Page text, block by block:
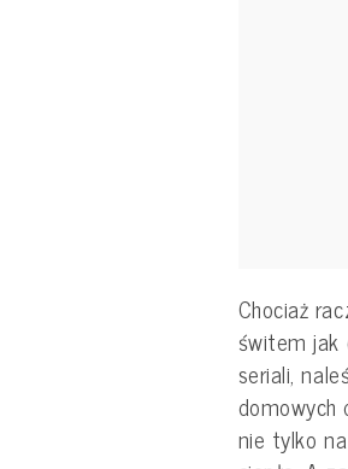
Chociaż
świtem jak
seriali,
domowych
nie tylko